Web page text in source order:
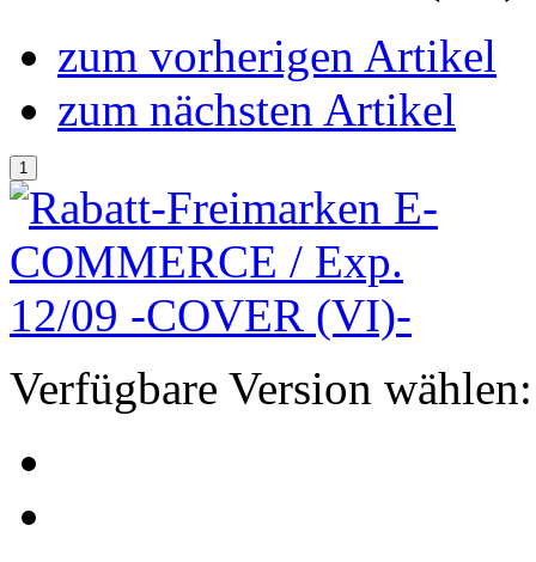
zum vorherigen Artikel
zum nächsten Artikel
Verfügbare Version wählen: